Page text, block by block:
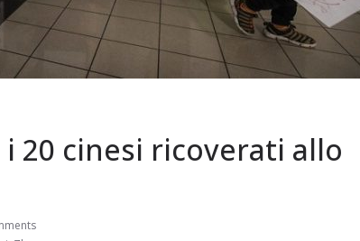
20 cinesi ricoverati allo